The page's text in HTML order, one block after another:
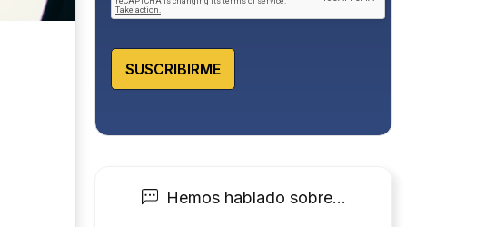
SUSCRIBIRME
Hemos hablado sobre…